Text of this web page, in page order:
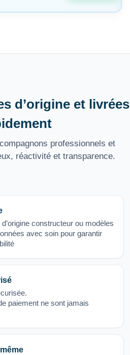
d’origine et livrées
professionnels et
réactivité et transparence.
constructeur ou modèles
avec soin pour garantir
paiement ne sont jamais